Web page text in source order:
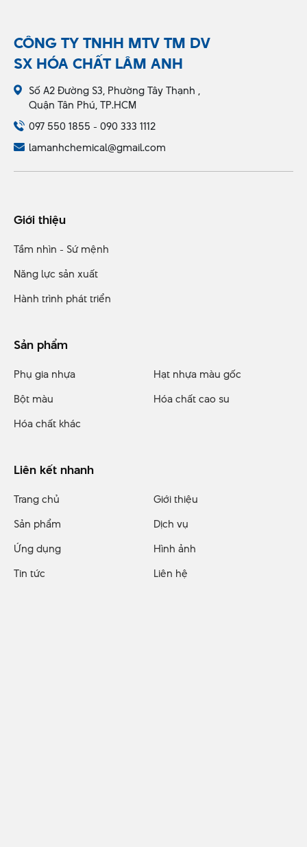
CÔNG TY TNHH MTV TM DV
SX HÓA CHẤT LÂM ANH
Số A2 Đường S3, Phường Tây Thạnh ,
Quận Tân Phú, TP.HCM
097 550 1855 - 090 333 1112
lamanhchemical@gmail.com
Giới thiệu
Tầm nhìn - Sứ mệnh
Năng lực sản xuất
Hành trình phát triển
Sản phẩm
Phụ gia nhựa
Hạt nhựa màu gốc
Bột màu
Hóa chất cao su
Hóa chất khác
Liên kết nhanh
Trang chủ
Giới thiệu
Sản phẩm
Dịch vụ
Ứng dụng
Hình ảnh
Tin tức
Liên hệ